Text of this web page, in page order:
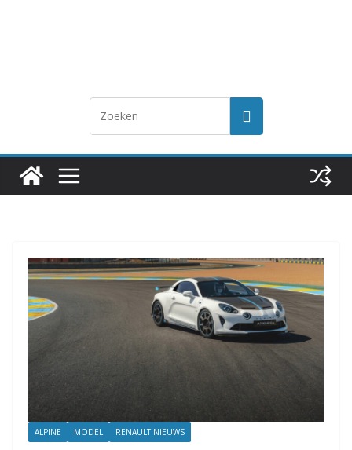
ALPINE MODEL RENAULT NIEUWS